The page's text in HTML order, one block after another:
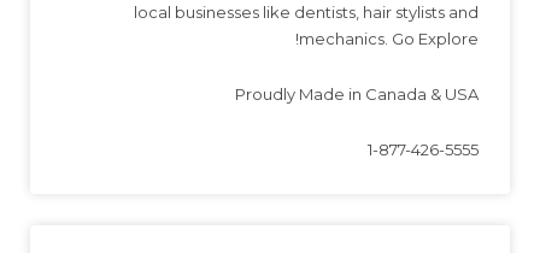
local businesses like dentists, hair stylists and
mechanics. Go Explore!
Proudly Made in Canada & USA
1-877-426-5555